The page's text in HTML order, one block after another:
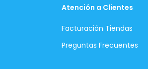
Atención a Clientes
Facturación Tiendas
Preguntas Frecuentes